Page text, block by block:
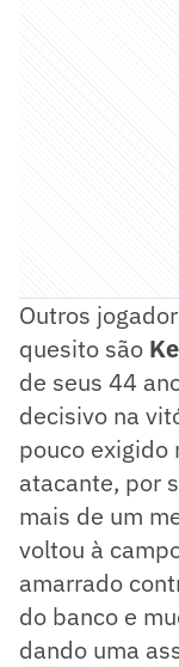
Outros
quesito são
de seus 44
decisivo na
pouco exigido
atacante, por
mais de um
voltou à
amarrado
do banco e
dando uma